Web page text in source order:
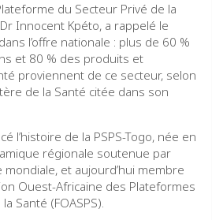
du Secteur Privé de la
Innocent Kpéto, a rappelé le
l’offre nationale : plus de 60 %
et 80 % des produits et
proviennent de ce secteur, selon
de la Santé citée dans son
l’histoire de la PSPS-Togo, née en
régionale soutenue par
mondiale, et aujourd’hui membre
Ouest-Africaine des Plateformes
Santé (FOASPS).